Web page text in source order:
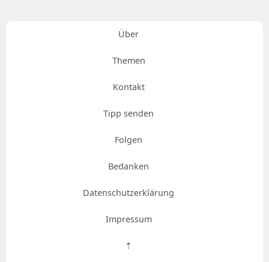
Über
Themen
Kontakt
Tipp senden
Folgen
Bedanken
Datenschutzerklärung
Impressum
⇡